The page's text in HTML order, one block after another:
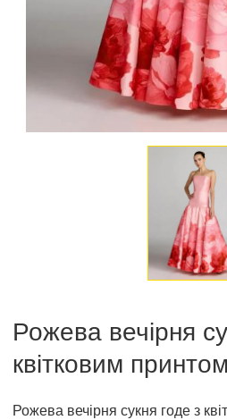
Рожева вечірня
квітковим
Рожева вечірня сукня годе з